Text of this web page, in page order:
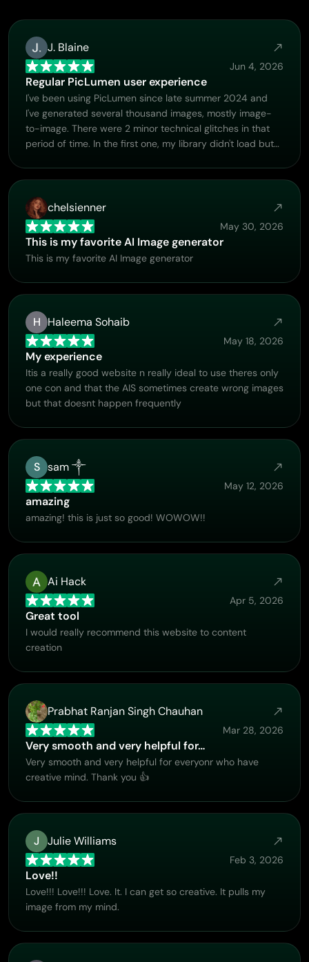
J. Blaine
Jun 4, 2026
Regular PicLumen user experience
I've been using PicLumen since late summer 2024 and
I've generated several thousand images, mostly image-
to-image. There were 2 minor technical glitches in that
period of time. In the first one, my library didn't load but
support team and the issue was fixed the next day. I also
requested PicLumen to provide a PayPal payment
method when they switched to subscription - and they
listened and responded to my request. I appreciate their
responsiveness and customer service. In my
communication with their support team, I found them
professional and polite. My general impression is that this
is a dynamic and collaborative team that is worth
supporting!
chelsienner
May 30, 2026
This is my favorite AI Image generator
This is my favorite AI Image generator
H Haleema Sohaib
May 18, 2026
My experience
Itis a really good website n really ideal to use theres only
one con and that the AIS sometimes create wrong images
but that doesnt happen frequently
S sam ༒
May 12, 2026
amazing
amazing! this is just so good! WOWOW!!
Ai Hack
Apr 5, 2026
Great tool
I would really recommend this website to content
creation
Prabhat Ranjan Singh Chauhan
Mar 28, 2026
Very smooth and very helpful for…
Very smooth and very helpful for everyonr who have
creative mind. Thank you 👍
J Julie Williams
Feb 3, 2026
Love!!
Love!!! Love!!! Love. It. I can get so creative. It pulls my
image from my mind.